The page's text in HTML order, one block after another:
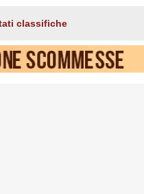
classifiche